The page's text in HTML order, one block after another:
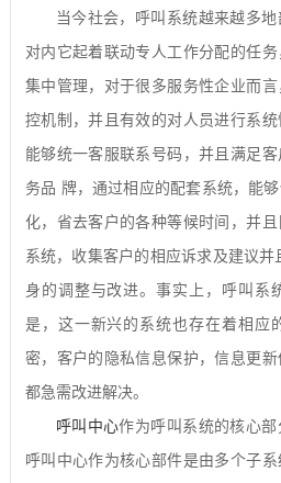
系统搭建
当今社会，呼叫系统越来越多地
对内它起着联动专人工作分配的任务
集中管理，对于很多服务性企业而
控机制，并且有效的对人员进行系统
能够统一客服联系号码，并且满足
务品 牌，通过相应的配套系统，能
化，省去客户的各种等候时间，并
系统，收集客户的相应诉求及建议并
身的调整与改进。事实上，呼叫系
是，这一新兴的系统也存在着相应
密，客户的隐私信息保护，信息更
都急需改进解决。
呼叫中心作为呼叫系统的核心部
呼叫中心作为核心部件是由多个子